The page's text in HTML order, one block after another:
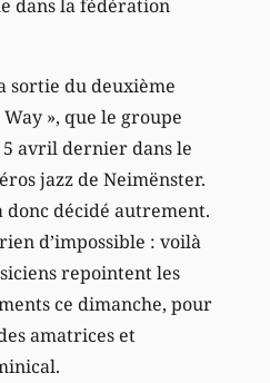
dans la fédération
sortie du deuxième
», que le groupe
avril dernier dans le
jazz de Neimënster.
donc décidé autrement.
d’impossible : voilà
repointent les
ce dimanche, pour
amatrices et